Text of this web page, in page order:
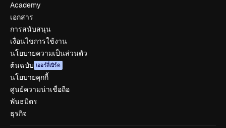
Academy
เอกสาร
การสนับสนุน
เงื่อนไขการใช้งาน
นโยบายความเป็นส่วนตัว
ต้นฉบับ เออร์ลี่เบิร์ด
นโยบายคุกกี้
ศูนย์ความน่าเชื่อถือ
พันธมิตร
ธุรกิจ